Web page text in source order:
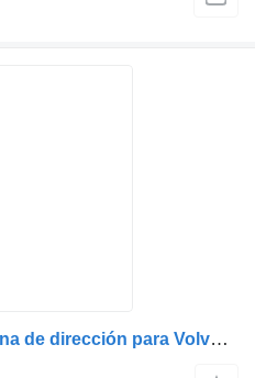
Coloană de Direcție columna de dirección para Volvo – Coduri: 82630789, 84197451, 84415390, 82694691, 84186787 camión